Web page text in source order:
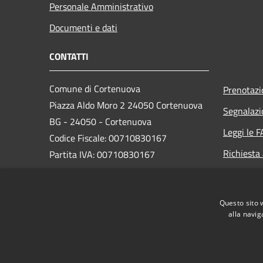
Personale Amministrativo
Documenti e dati
CONTATTI
Comune di Cortenuova
Piazza Aldo Moro 2 24050 Cortenuova
BG - 24050 - Cortenuova
Codice Fiscale: 00710830167
Partita IVA: 00710830167
Leggi le
Questo sito
alla